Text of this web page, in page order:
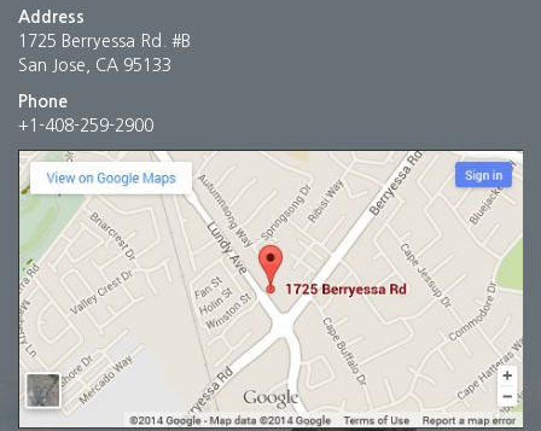
Address
1725 Berryessa Rd. #B
San Jose, CA 95133
Phone
+1-408-259-2900